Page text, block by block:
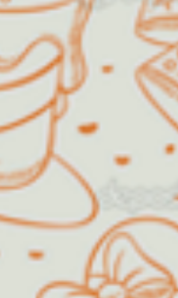
de
formaturas de
bebê,
Será um
e poder dividir
com você!!